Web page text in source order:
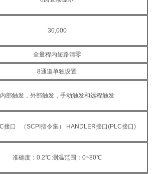
30,000
全量程内短路清零
8通道单独设置
内部触发，外部触发，手动触发和远程触发
接口 （SCPI指令集） HANDLER接口(PLC接口)
准确度：0.2℃ 测温范围：0~80℃